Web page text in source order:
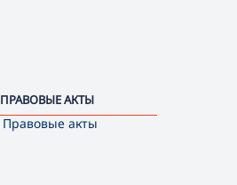
ПРАВОВЫЕ АКТЫ
Правовые акты